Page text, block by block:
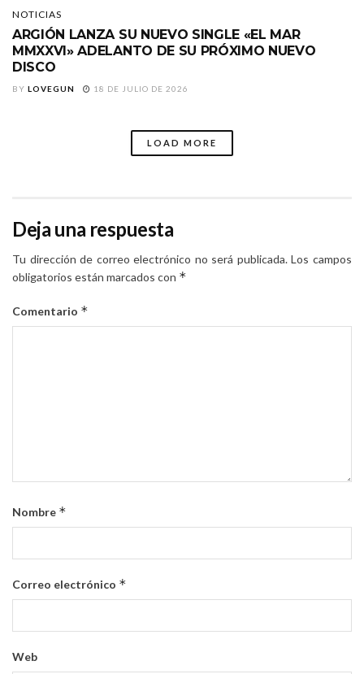
NOTICIAS
ARGIÓN LANZA SU NUEVO SINGLE «EL MAR
MMXXVI» ADELANTO DE SU PRÓXIMO NUEVO
DISCO
BY LOVEGUN 18 DE JULIO DE 2026
LOAD MORE
Deja una respuesta
Tu dirección de correo electrónico no será publicada. Los campos
obligatorios están marcados con *
Comentario *
Nombre *
Correo electrónico *
Web